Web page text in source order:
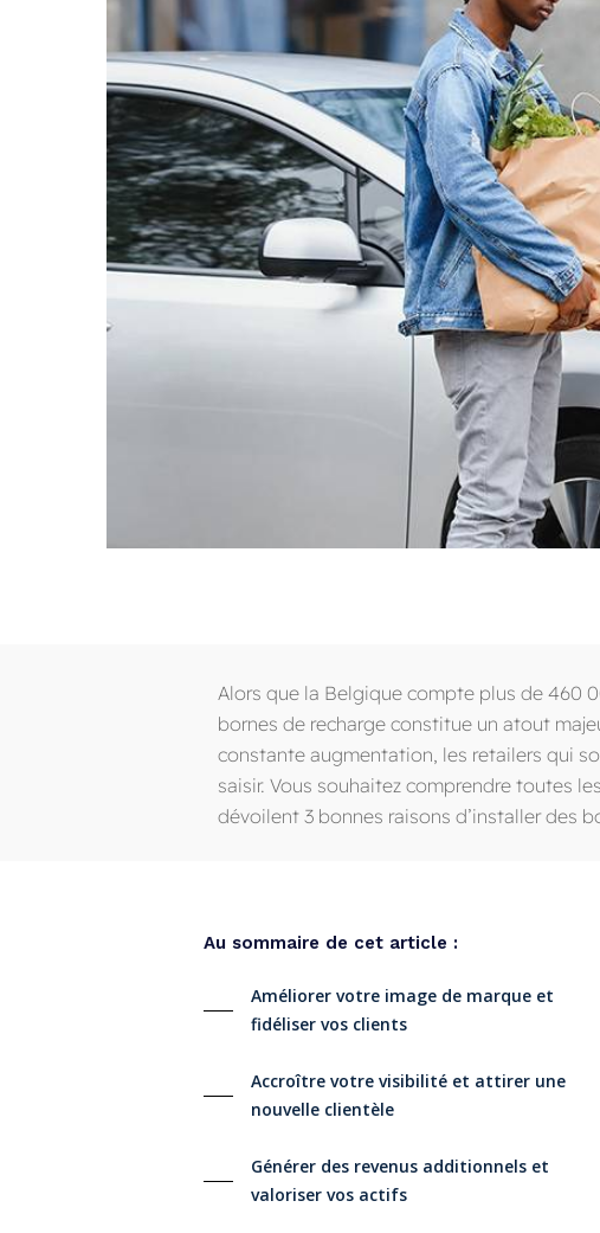
Alors que la Belgique compte plus de 460
bornes de recharge constitue un atout
constante augmentation, les retailers qui
saisir. Vous souhaitez comprendre toutes
dévoilent 3 bonnes raisons d’installer des
Au sommaire de cet article :
Améliorer votre image de marque et
fidéliser vos clients
Accroître votre visibilité et attirer une
nouvelle clientèle
Générer des revenus additionnels et
valoriser vos actifs